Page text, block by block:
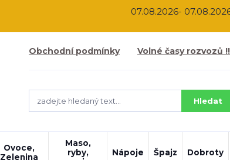
07.08.2026-
Obchodní podmínky Volné časy rozvozů
Hledat
Ovoce,
Zelenina
Maso,
ryby,
Nápoje Špajz Dobroty